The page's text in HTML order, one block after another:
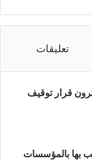
تعليقات
قرار توقيف
بها بالمؤسسات